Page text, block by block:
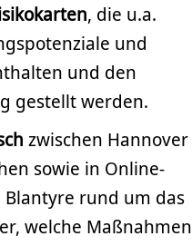
, die u.a.
und
und den
gestellt werden.
zwischen Hannover
sowie in Online-
rund um das
welche Maßnahmen